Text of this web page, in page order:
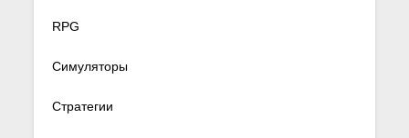
RPG
Симуляторы
Стратегии